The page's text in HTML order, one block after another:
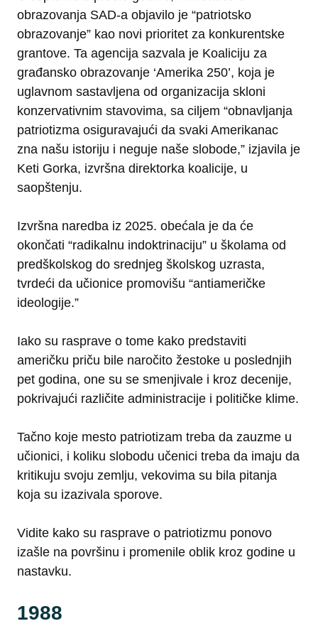
obrazovanja SAD-a objavilo je “patriotsko
obrazovanje” kao novi prioritet za konkurentske
grantove. Ta agencija sazvala je Koaliciju za
građansko obrazovanje ‘Amerika 250’, koja je
uglavnom sastavljena od organizacija skloni
konzervativnim stavovima, sa ciljem “obnavljanja
patriotizma osiguravajući da svaki Amerikanac
zna našu istoriju i neguje naše slobode,” izjavila je
Keti Gorka, izvršna direktorka koalicije, u
saopštenju.
Izvršna naredba iz 2025. obećala je da će
okončati “radikalnu indoktrinaciju” u školama od
predškolskog do srednjeg školskog uzrasta,
tvrdeći da učionice promovišu “antiameričke
ideologije.”
Iako su rasprave o tome kako predstaviti
američku priču bile naročito žestoke u poslednjih
pet godina, one su se smenjivale i kroz decenije,
pokrivajući različite administracije i političke klime.
Tačno koje mesto patriotizam treba da zauzme u
učionici, i koliku slobodu učenici treba da imaju da
kritikuju svoju zemlju, vekovima su bila pitanja
koja su izazivala sporove.
Vidite kako su rasprave o patriotizmu ponovo
izašle na površinu i promenile oblik kroz godine u
nastavku.
1988